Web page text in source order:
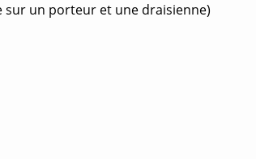
sur un porteur et une draisienne)